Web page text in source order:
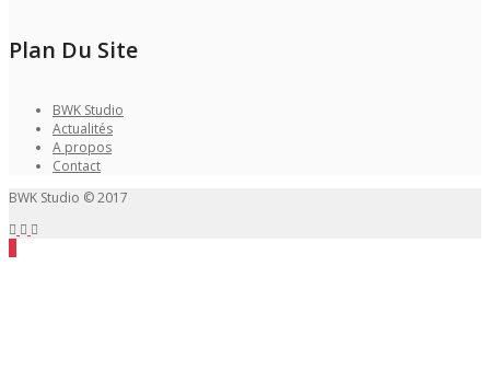
Plan Du Site
BWK Studio
Actualités
A propos
Contact
BWK Studio © 2017